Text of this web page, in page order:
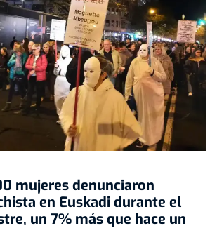
mujeres denunciaron
en Euskadi durante el
un 7% más que hace un